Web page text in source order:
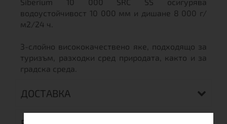
водоустойчивост 10 000 мм и дишане 8 000 г/
м2/24 ч.
3-слойно висококачествено яке, подходящо за
туризъм, разходки сред природата, както и за
градска среда.
ДОСТАВКА